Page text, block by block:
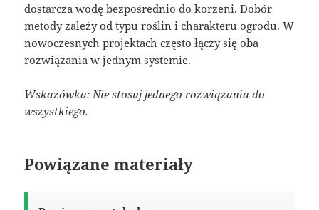
dostarcza wodę bezpośrednio do korzeni. Dobór
metody zależy od typu roślin i charakteru ogrodu. W
nowoczesnych projektach często łączy się oba
rozwiązania w jednym systemie.
Wskazówka: Nie stosuj jednego rozwiązania do
wszystkiego.
Powiązane materiały